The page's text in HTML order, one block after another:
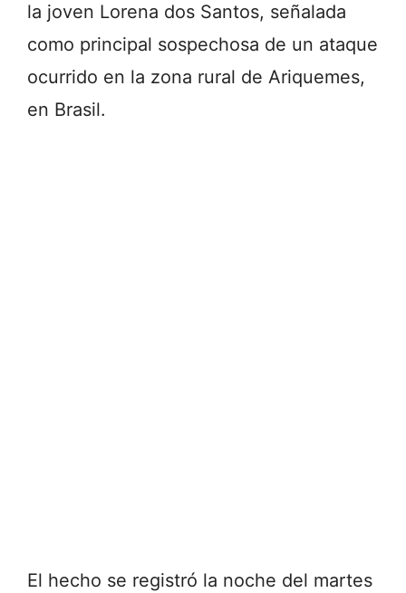
la joven Lorena dos Santos, señalada
como principal sospechosa de un ataque
ocurrido en la zona rural de Ariquemes,
en Brasil.
El hecho se registró la noche del martes